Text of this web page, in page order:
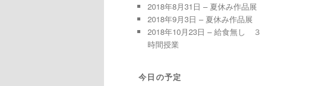
2018年8月31日 – 夏休み作品展
2018年9月3日 – 夏休み作品展
2018年10月23日 – 給食無し ３
時間授業
今日の予定